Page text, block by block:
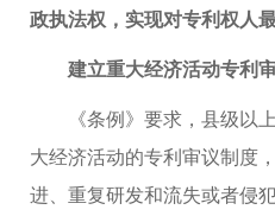
政执法权，实现对专利权人
建立重大经济活动专利
《条例》要求，县级以上
大经济活动的专利审议制度
进、重复研发和流失或者侵